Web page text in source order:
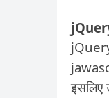
इसलिए